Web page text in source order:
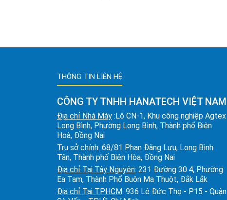
THÔNG TIN LIÊN HỆ
CÔNG TY TNHH HANATECH VIỆT NAM
Địa chỉ Nhà Máy :Lô CN-1, Khu công nghiệp Agtex
Long Bình, Phường Long Bình, Thành phố Biên
Hoà, Đồng Nai
Trụ sở chính :68/81 Phan Đăng Lưu, Long Bình
Tân, Thành phố Biên Hòa, Đồng Nai
Địa chỉ Tại Tây Nguyên: 231 Đường 30.4, Phường
Ea Tam, Thành Phố Buôn Ma Thuột, Đắk Lắk
Địa chỉ Tại TPHCM: 936 Lê Đức Thọ - P15 - Quận